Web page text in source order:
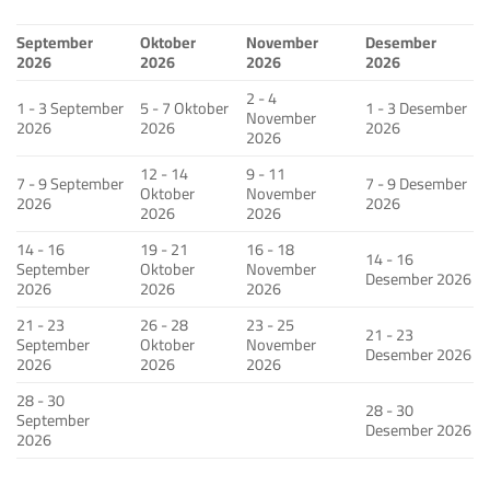
September
2026
Oktober
2026
November
2026
Desember
2026
1 - 3 September
2026
5 - 7 Oktober
2026
2 - 4
November
2026
1 - 3 Desember
2026
7 - 9 September
2026
12 - 14
Oktober
2026
9 - 11
November
2026
7 - 9 Desember
2026
14 - 16
September
2026
19 - 21
Oktober
2026
16 - 18
November
2026
14 - 16
Desember 2026
21 - 23
September
2026
26 - 28
Oktober
2026
23 - 25
November
2026
21 - 23
Desember 2026
28 - 30
September
2026
28 - 30
Desember 2026